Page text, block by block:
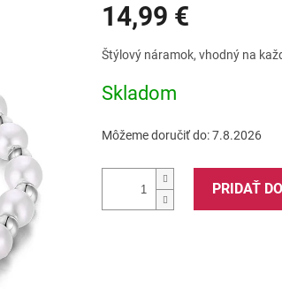
produktu
je
z
hviezdičiek.
14,99 €
Jednotková
cena:
Štýlový náramok, vhodný na
Skladom
Môžeme doručiť do:7.8.2026
PRIDAŤ